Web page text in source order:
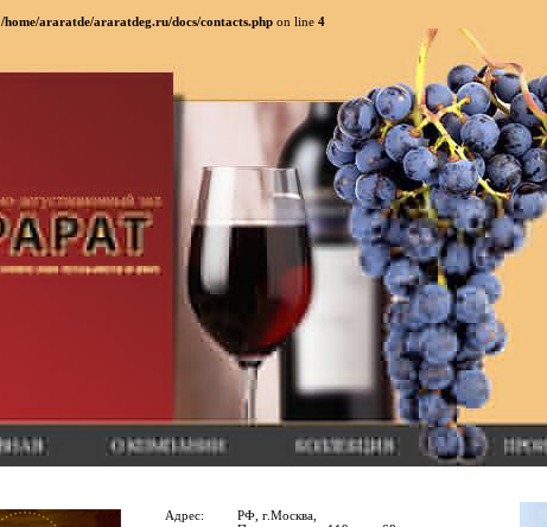
/home/araratde/araratdeg.ru/docs/contacts.php on line 4
Адрес:
РФ, г.Москва,